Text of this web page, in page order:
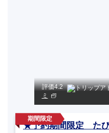
評価4.2
ミ
★予約期間限定 た